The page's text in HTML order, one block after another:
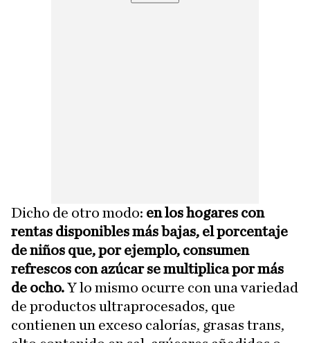
Dicho de otro modo: en los hogares con
rentas disponibles más bajas, el porcentaje
de niños que, por ejemplo, consumen
refrescos con azúcar se multiplica por más
de ocho.Y lo mismo ocurre con una variedad
de productos ultraprocesados, que
contienen un exceso calorías, grasas trans,